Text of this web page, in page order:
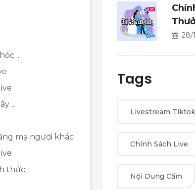
...
...
mạ người khác
thức
28/
Tags
Livestream Tiktok
Chính Sách Live
Nội Dung Cấm